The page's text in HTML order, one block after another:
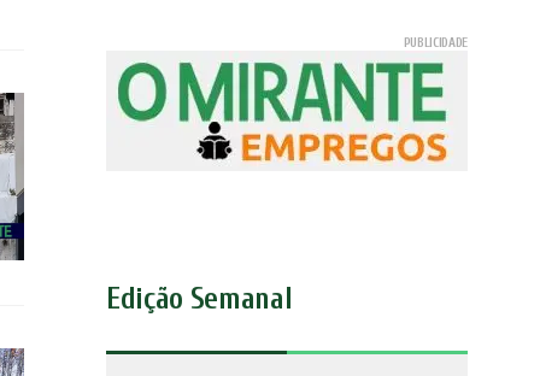
Edição Semanal